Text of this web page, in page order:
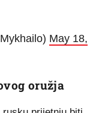
May 18,
oružja